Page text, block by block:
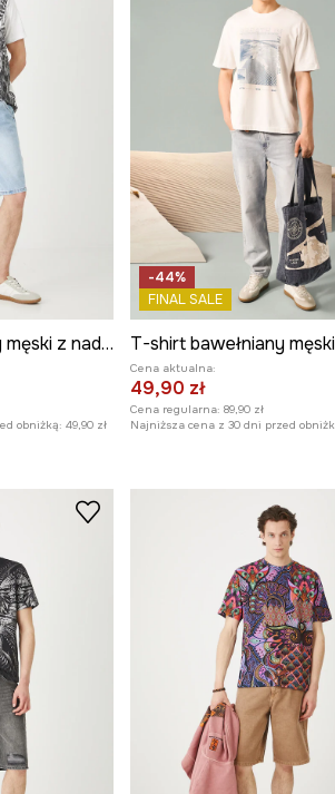
T-shirt bawełniany męski z nadrukiem kolor biały
obniżką: 49,90 zł
-44%
FINAL SALE
Cena aktualna:
49,90 zł
Cena regularna: 89,90 zł
Najniższa cena z 30 dni przed